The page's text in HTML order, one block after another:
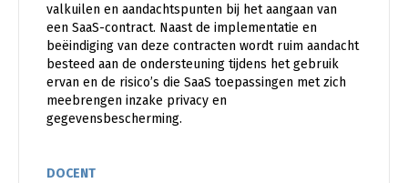
valkuilen en aandachtspunten bij het aangaan van
een SaaS-contract. Naast de implementatie en
beëindiging van deze contracten wordt ruim aandacht
besteed aan de ondersteuning tijdens het gebruik
ervan en de risico’s die SaaS toepassingen met zich
meebrengen inzake privacy en
gegevensbescherming.
DOCENT